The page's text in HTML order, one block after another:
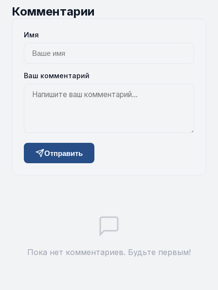
Комментарии
Имя
Ваш комментарий
Отправить
Пока нет комментариев. Будьте первым!